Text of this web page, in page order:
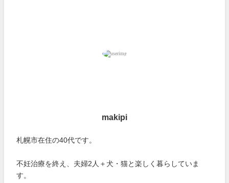
makipi
札幌市在住の40代です。
不妊治療を終え、夫婦2人＋犬・猫と楽しく暮らしていま
す。